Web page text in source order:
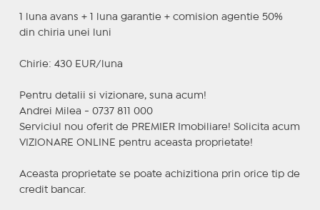
1 luna avans + 1 luna garantie + comision agentie 50%
din chiria unei luni
Chirie: 430 EUR/luna
Pentru detalii si vizionare, suna acum!
Andrei Milea - 0737 811 000
Serviciul nou oferit de PREMIER Imobiliare! Solicita acum
VIZIONARE ONLINE pentru aceasta proprietate!
Aceasta proprietate se poate achizitiona prin orice tip de
credit bancar.